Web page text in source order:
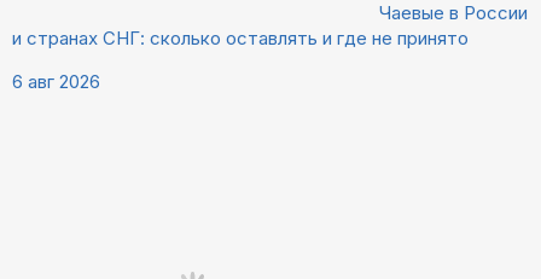
Чаевые в России
и странах СНГ: сколько оставлять и где не принято
6 авг 2026